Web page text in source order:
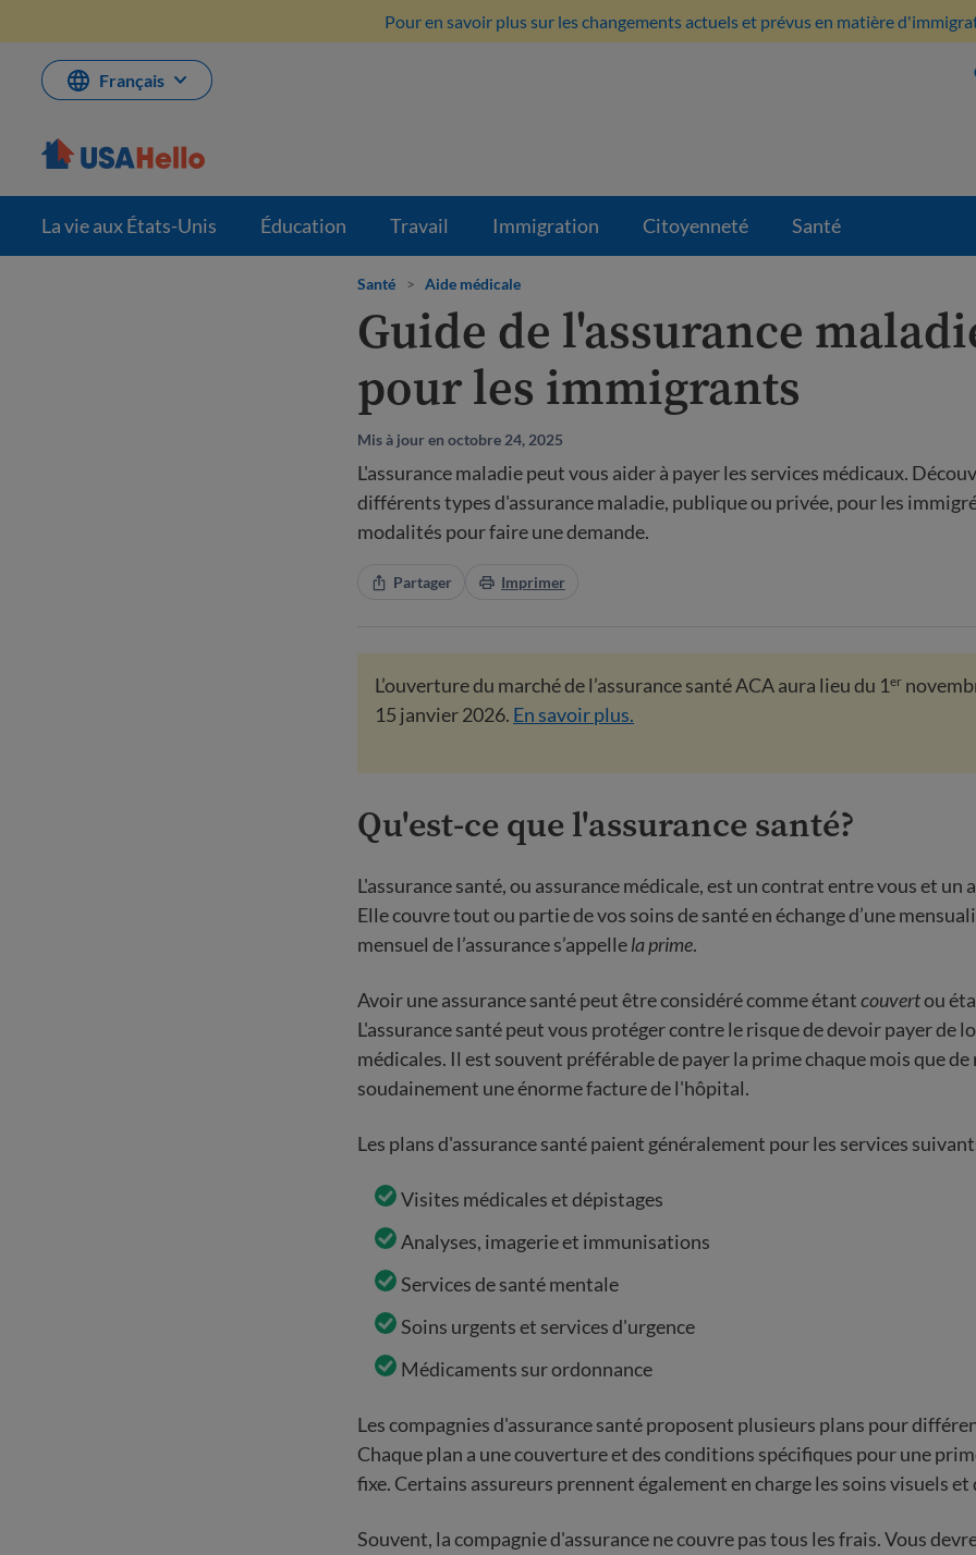
contenu
Pour en savoir plus sur les changements actuels et prévus en matière
Français
La vie aux États-Unis Éducation Travail Immigration Citoyenneté Santé
Santé > Aide médicale
Guide de l'assurance
pour les immigrants
Mis à jour en octobre 24, 2025
L'assurance maladie peut vous aider à payer les services médicaux.
différents types d'assurance maladie, publique ou privée, pour les
modalités pour faire une demande.
Partager Imprimer
L’ouverture du marché de l’assurance santé ACA aura lieu du 1 er
15 janvier 2026. En savoir plus.
Qu'est-ce que l'assurance santé?
L'assurance santé, ou assurance médicale, est un contrat entre vous et un
Elle couvre tout ou partie de vos soins de santé en échange d’une
mensuel de l’assurance s’appellela prime.
Avoir une assurance santé peut être considéré comme étantcouvertou
L'assurance santé peut vous protéger contre le risque de devoir payer de
médicales. Il est souvent préférable de payer la prime chaque mois que
soudainement une énorme facture de l'hôpital.
Les plans d'assurance santé paient généralement pour les services
Visites médicales et dépistages
Analyses, imagerie et immunisations
Services de santé mentale
Soins urgents et services d'urgence
Médicaments sur ordonnance
Les compagnies d'assurance santé proposent plusieurs plans pour
Chaque plan a une couverture et des conditions spécifiques pour une
fixe. Certains assureurs prennent également en charge les soins visuels et
Souvent, la compagnie d'assurance ne couvre pas tous les frais. Vous